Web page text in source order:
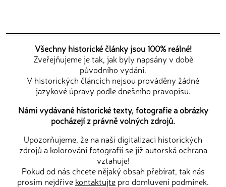
Všechny historické články jsou 100% reálné!
Zveřejňujeme je tak, jak byly napsány v době
původního vydání.
V historických článcích nejsou prováděny žádné
jazykové úpravy podle dnešního pravopisu.
Námi vydávané historické texty, fotografie a obrázky
pocházejí z právně volných zdrojů.
Upozorňujeme, že na naši digitalizaci historických
zdrojů a kolorování fotografií se již autorská ochrana
vztahuje!
Pokud od nás chcete nějaký obsah přebírat, tak nás
prosím nejdříve kontaktujte pro domluvení podmínek.